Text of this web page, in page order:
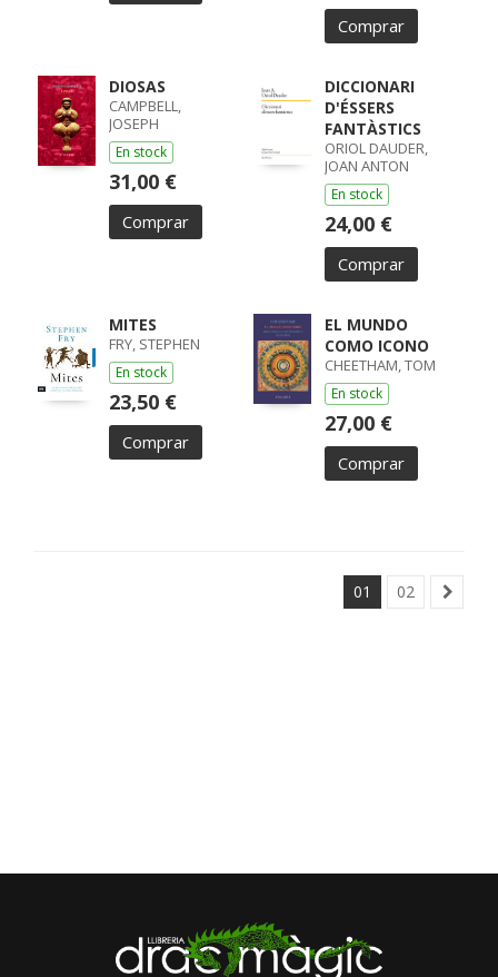
Comprar
DIOSAS
CAMPBELL,
JOSEPH
En stock
31,00 €
Comprar
DICCIONARI
D'ÉSSERS
FANTÀSTICS
ORIOL DAUDER,
JOAN ANTON
En stock
24,00 €
Comprar
MITES
FRY, STEPHEN
En stock
23,50 €
Comprar
EL MUNDO
COMO ICONO
CHEETHAM, TOM
En stock
27,00 €
Comprar
01 02